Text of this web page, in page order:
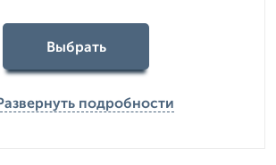
Выбрать
подробности